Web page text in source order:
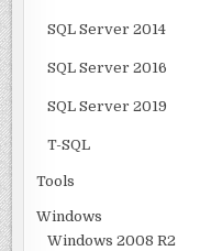
SQL Server 2014
SQL Server 2016
SQL Server 2019
T-SQL
Tools
Windows
Windows 2008 R2